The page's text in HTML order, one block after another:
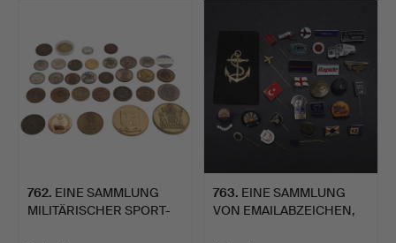
762. EINE SAMMLUNG
MILITÄRISCHER SPORT-
763. EINE SAMMLUNG
VON EMAILABZEICHEN,